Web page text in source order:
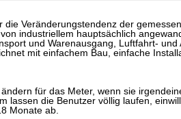
die Veränderungstendenz der
industriellem hauptsächlich
und Warenausgang, Luftfahrt-
mit einfachem Bau, einfache
für das Meter, wenn sie
lassen die Benutzer völlig laufen,
Monate ab.